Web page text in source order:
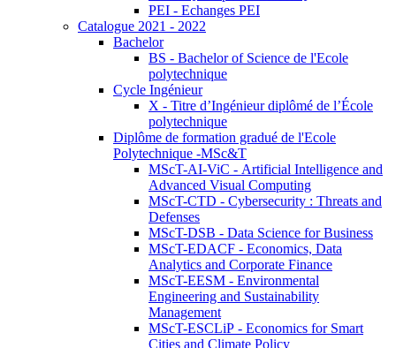
PEI - Echanges PEI
Catalogue 2021 - 2022
Bachelor
BS - Bachelor of Science de l'Ecole
polytechnique
Cycle Ingénieur
X - Titre d’Ingénieur diplômé de l’École
polytechnique
Diplôme de formation gradué de l'Ecole
Polytechnique -MSc&T
MScT-AI-ViC - Artificial Intelligence and
Advanced Visual Computing
MScT-CTD - Cybersecurity : Threats and
Defenses
MScT-DSB - Data Science for Business
MScT-EDACF - Economics, Data
Analytics and Corporate Finance
MScT-EESM - Environmental
Engineering and Sustainability
Management
MScT-ESCLiP - Economics for Smart
Cities and Climate Policy